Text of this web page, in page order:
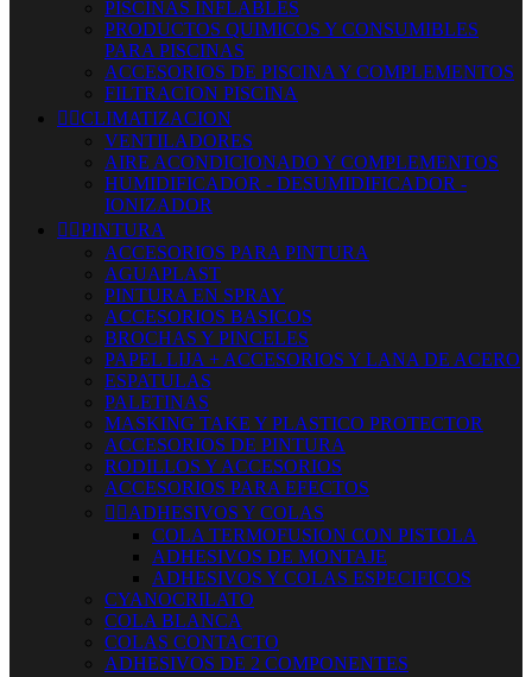
PISCINAS INFLABLES
PRODUCTOS QUIMICOS Y CONSUMIBLES
PARA PISCINAS
ACCESORIOS DE PISCINA Y COMPLEMENTOS
FILTRACION PISCINA
 CLIMATIZACION
VENTILADORES
AIRE ACONDICIONADO Y COMPLEMENTOS
HUMIDIFICADOR - DESUMIDIFICADOR -
IONIZADOR
 PINTURA
ACCESORIOS PARA PINTURA
AGUAPLAST
PINTURA EN SPRAY
ACCESORIOS BASICOS
BROCHAS Y PINCELES
PAPEL LIJA + ACCESORIOS Y LANA DE ACERO
ESPATULAS
PALETINAS
MASKING TAKE Y PLASTICO PROTECTOR
ACCESORIOS DE PINTURA
RODILLOS Y ACCESORIOS
ACCESORIOS PARA EFECTOS
 ADHESIVOS Y COLAS
COLA TERMOFUSION CON PISTOLA
ADHESIVOS DE MONTAJE
ADHESIVOS Y COLAS ESPECIFICOS
CYANOCRILATO
COLA BLANCA
COLAS CONTACTO
ADHESIVOS DE 2 COMPONENTES